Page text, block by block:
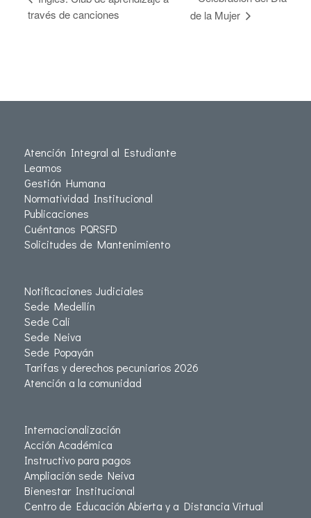
través de canciones
de la Mujer
Atención Integral al Estudiante
Leamos
Gestión Humana
Normatividad Institucional
Publicaciones
Cuéntanos PQRSFD
Solicitudes de Mantenimiento
Notificaciones Judiciales
Sede Medellín
Sede Cali
Sede Neiva
Sede Popayán
Tarifas y derechos pecuniarios 2026
Atención a la comunidad
Internacionalización
Acción Académica
Instructivo para pagos
Ampliación sede Neiva
Bienestar Institucional
Centro de Educación Abierta y a Distancia Virtual